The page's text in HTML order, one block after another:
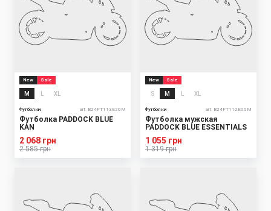
New Sale
M XL
Футболки art. B24FT113E20M
Футболка PADDOCK BLUE
KAN
2 585 грн
2 068 грн
New Sale
S M XL
Футболки art. B24FT112E00M
Футболка мужская
PADDOCK BLUE ESSENTIALS
1 319 грн
1 055 грн